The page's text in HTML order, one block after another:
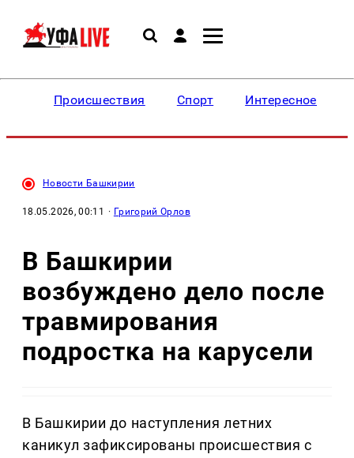
Происшествия Спорт Интересное
Новости Башкирии
18.05.2026, 00:11 · Григорий Орлов
В Башкирии
возбуждено дело после
травмирования
подростка на карусели
В Башкирии до наступления летних
каникул зафиксированы происшествия с